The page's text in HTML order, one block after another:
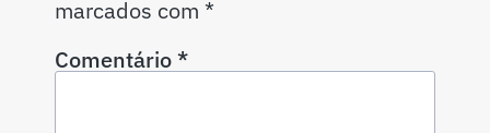
marcados com *
Comentário*